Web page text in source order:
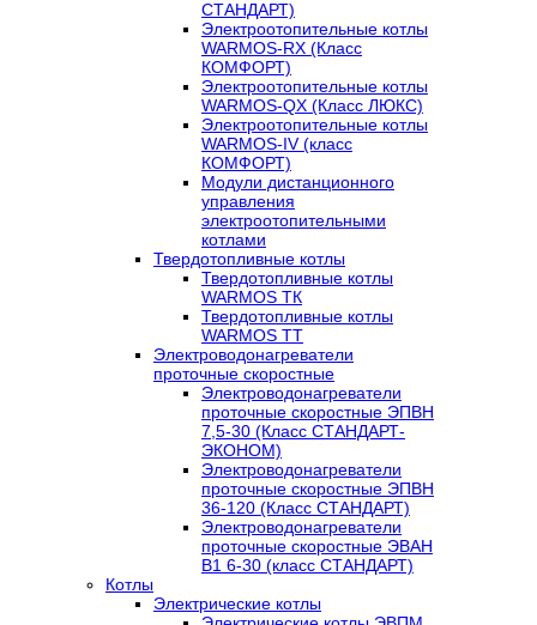
СТАНДАРТ)
Электроотопительные котлы
WARMOS-RX (Класс
КОМФОРТ)
Электроотопительные котлы
WARMOS-QX (Класс ЛЮКС)
Электроотопительные котлы
WARMOS-IV (класс
КОМФОРТ)
Модули дистанционного
управления
электроотопительными
котлами
Твердотопливные котлы
Твердотопливные котлы
WARMOS TК
Твердотопливные котлы
WARMOS TT
Электроводонагреватели
проточные скоростные
Электроводонагреватели
проточные скоростные ЭПВН
7,5-30 (Класс СТАНДАРТ-
ЭКОНОМ)
Электроводонагреватели
проточные скоростные ЭПВН
36-120 (Класс СТАНДАРТ)
Электроводонагреватели
проточные скоростные ЭВАН
В1 6-30 (класс СТАНДАРТ)
Котлы
Электрические котлы